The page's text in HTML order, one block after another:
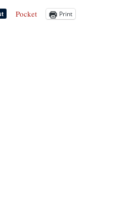
Pocket Print